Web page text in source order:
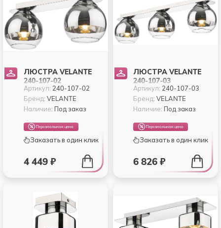
ЛЮСТРА VELANTE
240-107-02
Артикул: 240-107-02
Бренд: VELANTE
Наличие: Под заказ
Персональная цена
Заказать в один клик
4 449 ₽
ЛЮСТРА VELANTE
240-107-03
Артикул: 240-107-03
Бренд:VELANTE
Наличие: Под заказ
Персональная цена
Заказать в один клик
6 826 ₽